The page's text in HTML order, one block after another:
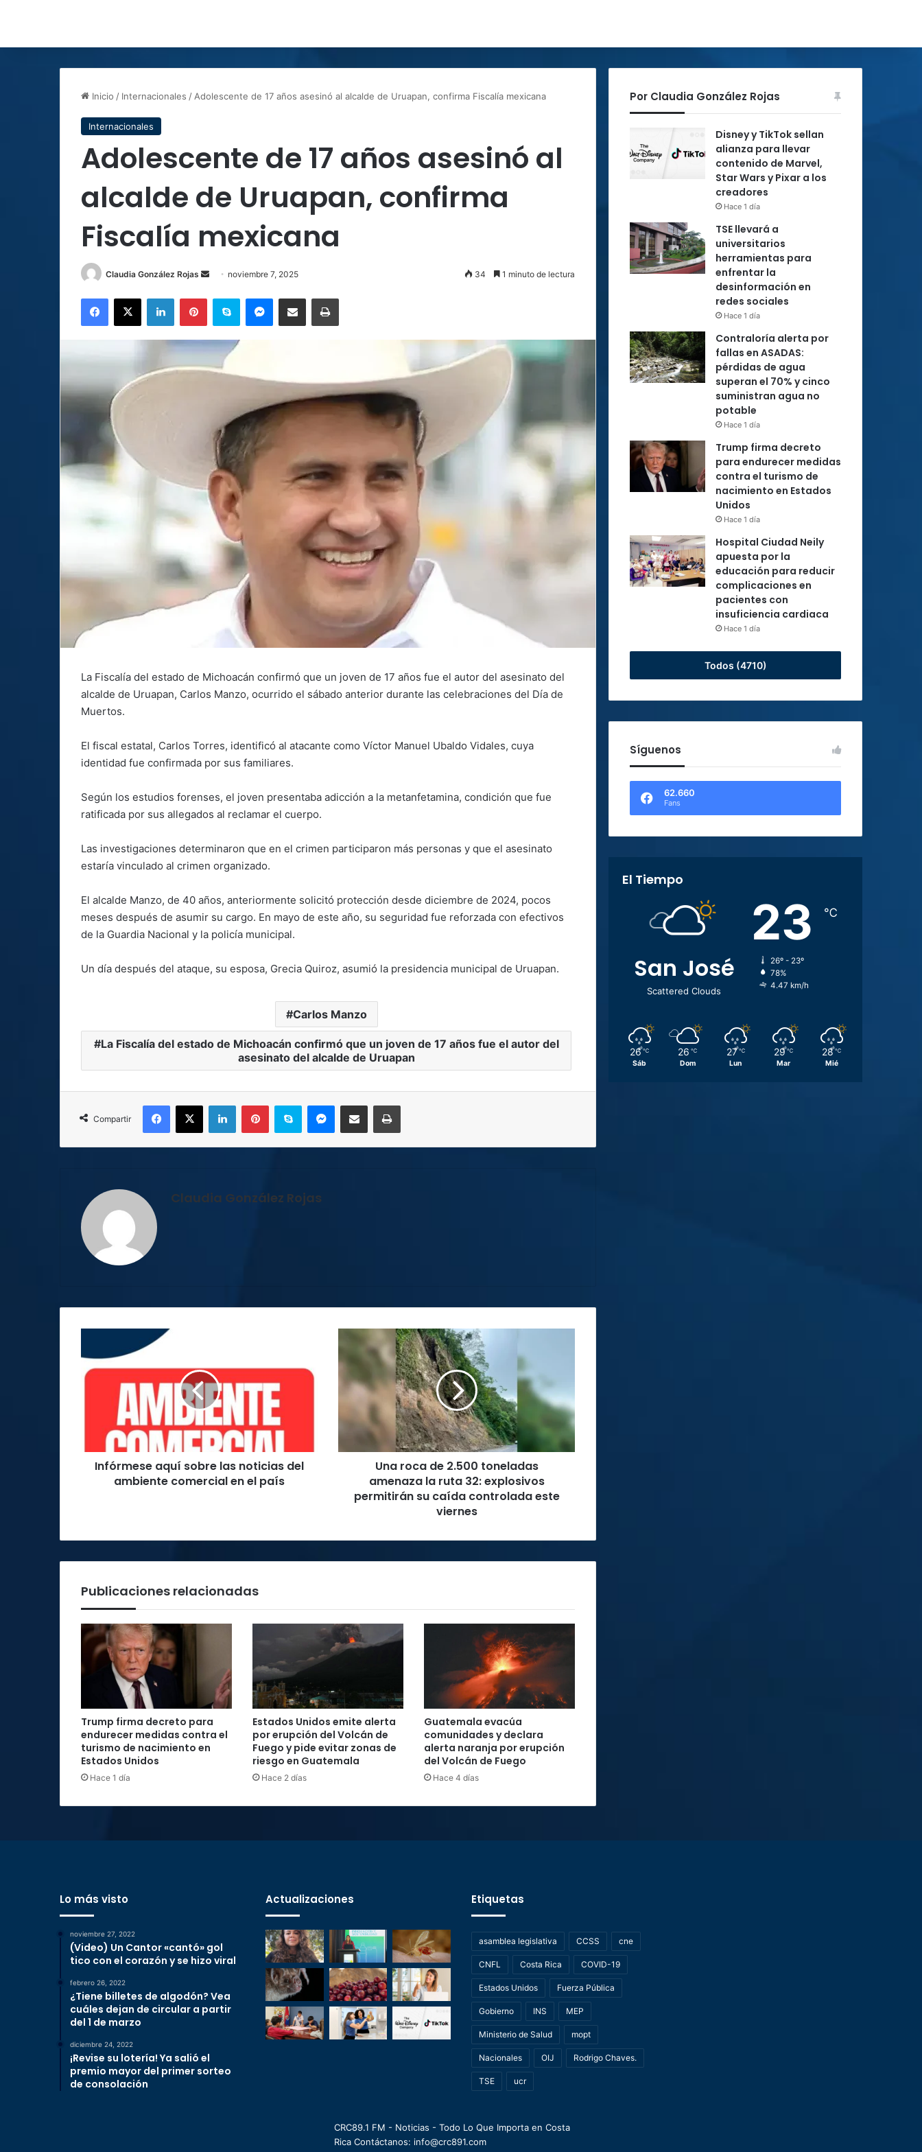
Inicio / Internacionales / Adolescente de 17 años asesinó al alcalde de Uruapan, confirma Fiscalía mexicana
Internacionales
Adolescente de 17 años asesinó al
alcalde de Uruapan, confirma
Fiscalía mexicana
Claudia González Rojas
Send
email
noviembre 7, 2025 34 1 minuto de lectura
Facebook
X LinkedInPinterestSkype MessengerCompartir por correo electrónicoImprimir
La Fiscalía del estado de Michoacán confirmó que un joven de 17 años fue el autor del asesinato del
alcalde de Uruapan, Carlos Manzo, ocurrido el sábado anterior durante las celebraciones del Día de
Muertos.
El fiscal estatal, Carlos Torres, identificó al atacante como Víctor Manuel Ubaldo Vidales, cuya
identidad fue confirmada por sus familiares.
Según los estudios forenses, el joven presentaba adicción a la metanfetamina, condición que fue
ratificada por sus allegados al reclamar el cuerpo.
Las investigaciones determinaron que en el crimen participaron más personas y que el asesinato
estaría vinculado al crimen organizado.
El alcalde Manzo, de 40 años, anteriormente solicitó protección desde diciembre de 2024, pocos
meses después de asumir su cargo. En mayo de este año, su seguridad fue reforzada con efectivos
de la Guardia Nacional y la policía municipal.
Un día después del ataque, su esposa, Grecia Quiroz, asumió la presidencia municipal de Uruapan.
Carlos Manzo
La Fiscalía del estado de Michoacán confirmó que un joven de 17 años fue el autor del
asesinato del alcalde de Uruapan
Compartir
Facebook
X LinkedInPinterestSkype MessengerCompartir por correo electrónicoImprimir
Claudia González Rojas
las
ambiente
comercial
en
Infórmese aquí sobre las noticias del
ambiente comercial en el país
de
2.500
toneladas
amenaza
la
32:
explosivos
permitirán
Una roca de 2.500 toneladas
amenaza la ruta 32: explosivos
permitirán su caída controlada este
viernes
Publicaciones relacionadas
Trump firma decreto para
endurecer medidas contra el
turismo de nacimiento en
Estados Unidos
Hace 1 día
Estados Unidos emite alerta
por erupción del Volcán de
Fuego y pide evitar zonas de
riesgo en Guatemala
Hace 2 días
Guatemala evacúa
comunidades y declara
alerta naranja por erupción
del Volcán de Fuego
Hace 4 días
Por Claudia González Rojas
Disney y TikTok sellan
alianza para llevar
contenido de Marvel,
Star Wars y Pixar a los
creadores
Hace 1 día
TSE llevará a
universitarios
herramientas para
enfrentar la
desinformación en
redes sociales
Hace 1 día
Contraloría alerta por
fallas en ASADAS:
pérdidas de agua
superan el 70% y cinco
suministran agua no
potable
Hace 1 día
Trump firma decreto
para endurecer medidas
contra el turismo de
nacimiento en Estados
Unidos
Hace 1 día
Hospital Ciudad Neily
apuesta por la
educación para reducir
complicaciones en
pacientes con
insuficiencia cardiaca
Hace 1 día
Todos (4710)
Síguenos
62.660
Fans
El Tiempo
San José
Scattered Clouds
23 ℃
26º - 23º
78%
4.47 km/h
26 ℃
Sáb
26 ℃
Dom
27 ℃
Lun
29 ℃
Mar
28 ℃
Mié
Lo más visto
noviembre 27, 2022
(Video) Un Cantor «cantó» gol
tico con el corazón y se hizo viral
febrero 26, 2022
¿Tiene billetes de algodón? Vea
cuáles dejan de circular a partir
del 1 de marzo
diciembre 24, 2022
¡Revise su lotería! Ya salió el
premio mayor del primer sorteo
de consolación
Actualizaciones Etiquetas
asamblea legislativa CCSS cne
CNFL Costa Rica COVID-19
Estados Unidos Fuerza Pública
Gobierno INS MEP
Ministerio de Salud mopt
Nacionales OIJ Rodrigo Chaves.
TSE ucr
CRC89.1 FM - Noticias - Todo Lo Que Importa en Costa
Rica Contáctanos: info@crc891.com